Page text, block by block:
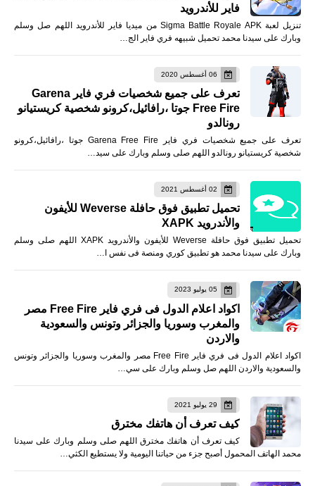
فاير للأندرويد
تنزيل لعبة Sigma Battle Royale APK من ميديا فاير للأندرويد اللهم صل وسلم
وبارك على سيدنا محمد تحميل شبيهه فري فاير الج…
06 أغسطس 2020
تعرف على جميع شخصيات فري فاير Garena
Free Fire جوتا ،رافائيل،كرونو شخصية كريستيانو
رونالدو
تعرف على جميع شخصيات فري فاير Garena Free Fire جوتا ،رافائيل،كرونو
شخصية كريستيانو رونالدو اللهم صلى وسلم وبارك على سيد…
02 أغسطس 2021
تحميل تطبيق فوق حافلة Weverse للأيفون
والأندرويد XAPK
تحميل تطبيق فوق حافلة Weverse للأيفون والأندرويد XAPK اللهم صلى وسلم
وبارك على سيدنا محمد هو تطبيق كوري ومنصة فى نفس ا…
05 يوليو 2023
اكواد اعلام الدول فى فري فاير Free Fire مصر
والمغرب وسوريا والجزائر وتونس والسعودية
والاردن
اكواد اعلام الدول فى فري فاير Free Fire مصر والمغرب وسوريا والجزائر وتونس
والسعودية والاردن اللهم صل وسلم وبارك على سي…
29 يوليو 2021
كيف تعرف أن هاتفك مخترق
كيف تعرف أن هاتفك مخترق اللهم صلى وسلم وبارك على سيدنا
محمد الهاتف المحمول أصبح جزء من حياتنا اليومية ولا يستطيع الكثي…